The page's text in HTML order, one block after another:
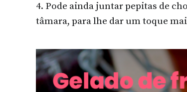
4. Pode ainda juntar pepitas de
tâmara, para lhe dar um toque